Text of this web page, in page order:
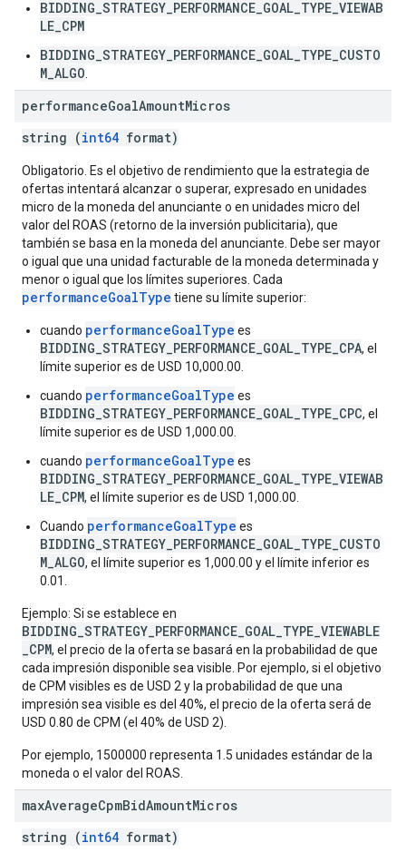
BIDDING_STRATEGY_PERFORMANCE_GOAL_TYPE_VIEWAB
LE_CPM
BIDDING_STRATEGY_PERFORMANCE_GOAL_TYPE_CUSTO
M_ALGO
performanceGoalAmountMicros
string (int64 format)
Obligatorio. Es el objetivo de rendimiento que la estrategia de
ofertas intentará alcanzar o superar, expresado en unidades
micro de la moneda del anunciante o en unidades micro del
valor del ROAS (retorno de la inversión publicitaria), que
también se basa en la moneda del anunciante. Debe ser mayor
o igual que una unidad facturable de la moneda determinada y
menor o igual que los límites superiores. Cada
performanceGoalType tiene su límite superior:
cuando performanceGoalType es
BIDDING_STRATEGY_PERFORMANCE_GOAL_TYPE_CPA, el
límite superior es de USD 10,000.00.
cuando performanceGoalType es
BIDDING_STRATEGY_PERFORMANCE_GOAL_TYPE_CPC, el
límite superior es de USD 1,000.00.
cuando performanceGoalType es
BIDDING_STRATEGY_PERFORMANCE_GOAL_TYPE_VIEWAB
LE_CPM, el límite superior es de USD 1,000.00.
Cuando performanceGoalType es
BIDDING_STRATEGY_PERFORMANCE_GOAL_TYPE_CUSTO
M_ALGO, el límite superior es 1,000.00 y el límite inferior es
0.01.
Ejemplo: Si se establece en
BIDDING_STRATEGY_PERFORMANCE_GOAL_TYPE_VIEWABLE
_CPM, el precio de la oferta se basará en la probabilidad de que
cada impresión disponible sea visible. Por ejemplo, si el objetivo
de CPM visibles es de USD 2 y la probabilidad de que una
impresión sea visible es del 40%, el precio de la oferta será de
USD 0.80 de CPM (el 40% de USD 2).
Por ejemplo, 1500000 representa 1.5 unidades estándar de la
moneda o el valor del ROAS.
maxAverageCpmBidAmountMicros
string (int64 format)